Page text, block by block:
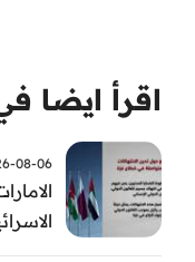
اقرأ ايضا
06 | 12:35